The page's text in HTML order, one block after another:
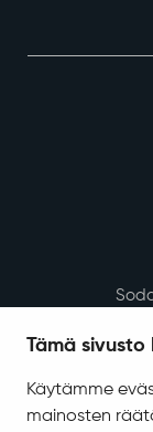
Tämä
Käytämme
mainosten